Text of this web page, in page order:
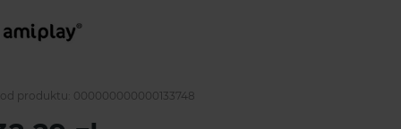
produktu: 000000000000133748